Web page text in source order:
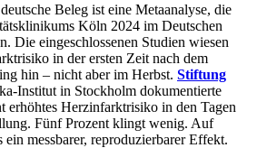
Beleg ist eine Metaanalyse, die
Köln 2024 im Deutschen
Die eingeschlossenen Studien wiesen
in der ersten Zeit nach dem
hin – nicht aber im Herbst. Stiftung
Institut in Stockholm dokumentierte
erhöhtes Herzinfarktrisiko in den Tagen
Fünf Prozent klingt wenig. Auf
ein messbarer, reproduzierbarer Effekt.